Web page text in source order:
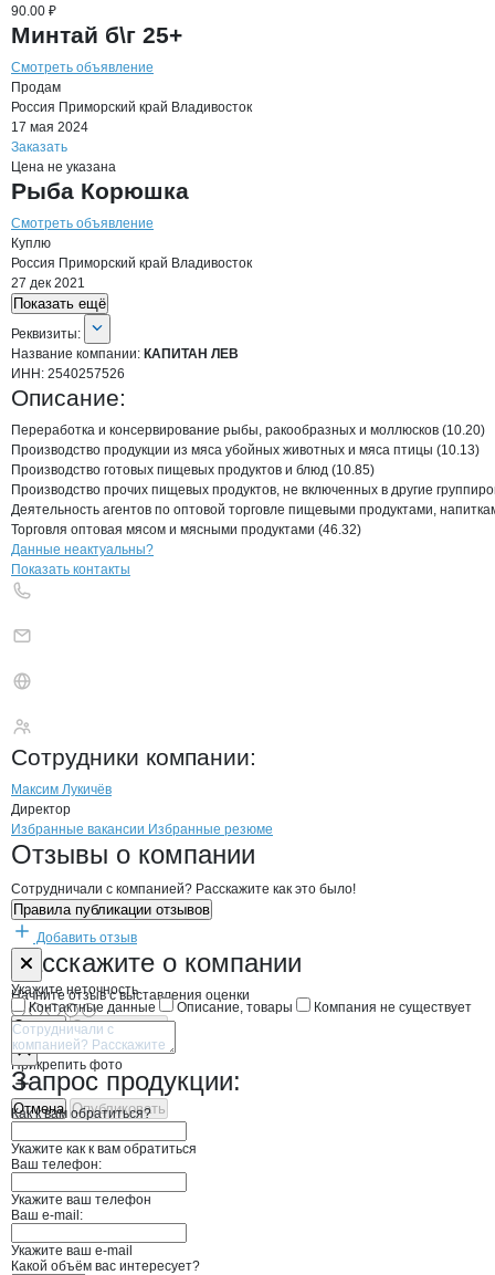
90.00 ₽
Минтай б\г 25+
Смотреть объявление
Продам
Россия Приморский край Владивосток
17 мая 2024
Заказать
Цена не указана
Рыба Корюшка
Смотреть объявление
Куплю
Россия Приморский край Владивосток
27 дек 2021
Показать ещё
О компании
Реквизиты
Реквизиты:
Название компании: КАПИТАН ЛЕВ
ИНН: 2540257526
Описание:
Переработка и консервирование рыбы, ракообразных и моллюсков (10.20)
Производство продукции из мяса убойных животных и мяса птицы (10.13)
Производство готовых пищевых продуктов и блюд (10.85)
Производство прочих пищевых продуктов, не включенных в другие
Деятельность агентов по оптовой торговле пищевыми продуктами,
Торговля оптовая мясом и мясными продуктами (46.32)
Контактыкомпании
+7(800)000-00-..
Данные неактуальны?
Показать контакты
Сотрудники компании:
Максим Лукичёв
Директор
Брендыкомпани КАПИТАН ЛЕВ
Вакансии вКАПИТАН ЛЕВ
Избранные вакансии Избранные резюме
Новости oКАПИТАН ЛЕВ, ООО
Отзывы о компании
Сотрудничали с компанией? Расскажите как это было!
Правила публикации отзывов
Добавить отзыв
Расскажите о компании
Начните отзыв с выставления оценки
Прикрепить фото
Отмена Опубликовать
Форма обратной связи о неточностях
Укажите неточность
Контактные данные
Описание, товары Компания не существует
Отмена Опубликовать
Запрос продукции:
Как к вам обратиться?
Укажите как к вам обратиться
Ваш телефон:
Укажите ваш телефон
Ваш e-mail:
Укажите ваш e-mail
Какой объём вас интересует?